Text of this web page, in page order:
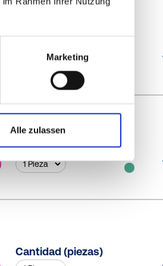
Marketing
Alle zulassen
Cantidad (piezas)
Cantidad (piezas)